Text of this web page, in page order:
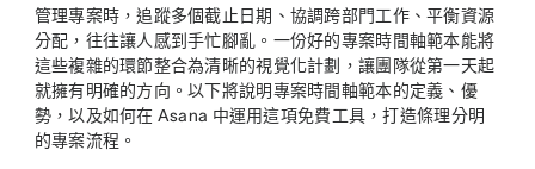
管理專案時，追蹤多個截止日期、協調跨部門工作、平衡資源
分配，往往讓人感到手忙腳亂。一份好的專案時間軸範本能將
這些複雜的環節整合為清晰的視覺化計劃，讓團隊從第一天起
就擁有明確的方向。以下將說明專案時間軸範本的定義、優
勢，以及如何在 Asana 中運用這項免費工具，打造條理分明
的專案流程。